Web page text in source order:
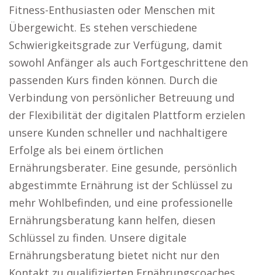
Fitness-Enthusiasten oder Menschen mit
Übergewicht. Es stehen verschiedene
Schwierigkeitsgrade zur Verfügung, damit
sowohl Anfänger als auch Fortgeschrittene den
passenden Kurs finden können. Durch die
Verbindung von persönlicher Betreuung und
der Flexibilität der digitalen Plattform erzielen
unsere Kunden schneller und nachhaltigere
Erfolge als bei einem örtlichen
Ernährungsberater. Eine gesunde, persönlich
abgestimmte Ernährung ist der Schlüssel zu
mehr Wohlbefinden, und eine professionelle
Ernährungsberatung kann helfen, diesen
Schlüssel zu finden. Unsere digitale
Ernährungsberatung bietet nicht nur den